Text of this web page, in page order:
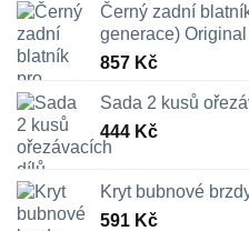
Černý zadní
generace) Original
857 Kč
Sada 2 kusů
444 Kč
Kryt bubnové
591 Kč